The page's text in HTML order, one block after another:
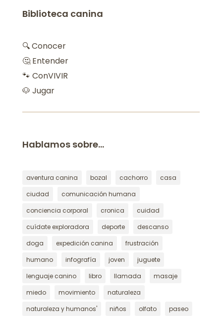
Biblioteca canina
🔍 Conocer
🤔 Entender
🐾 ConVIVIR
🐶 Jugar
Hablamos sobre…
aventura canina bozal cachorro
casa
ciudad
comunicación humana
conciencia corporal
cronica
cuidad
cuídate exploradora
deporte
descanso
doga
expedición canina
frustración
humano
infografía joven
juguete
lenguaje canino
libro llamada
masaje
miedo
movimiento
naturaleza
naturaleza y humanos'
niños olfato
paseo